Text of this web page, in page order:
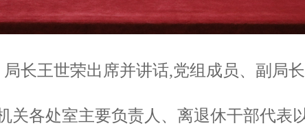
长王世荣出席并讲话,党组成员、副局
关各处室主要负责人、离退休干部代表